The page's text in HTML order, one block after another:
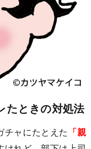
たときの対処法
チャにたとえた 「親